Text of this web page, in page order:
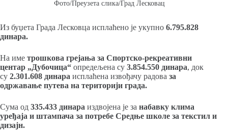
Фото/Преузета слика/Град Лесковац
Из буџета Града Лесковца исплаћено је укупно 6.795.828
динара.
На име трошкова грејања за Спортско-рекреативни
центар „Дубочица“ опредељена су 3.854.550 динара, док
су 2.301.608 динара исплаћена извођачу радова за
одржавање путева на територији града.
Сума од 335.433 динара издвојена је за набавку клима
уређаја и штампача за потребе Средње школе за текстил и
дизајн.